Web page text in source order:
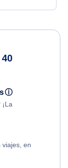
ⓘ
viajes, en